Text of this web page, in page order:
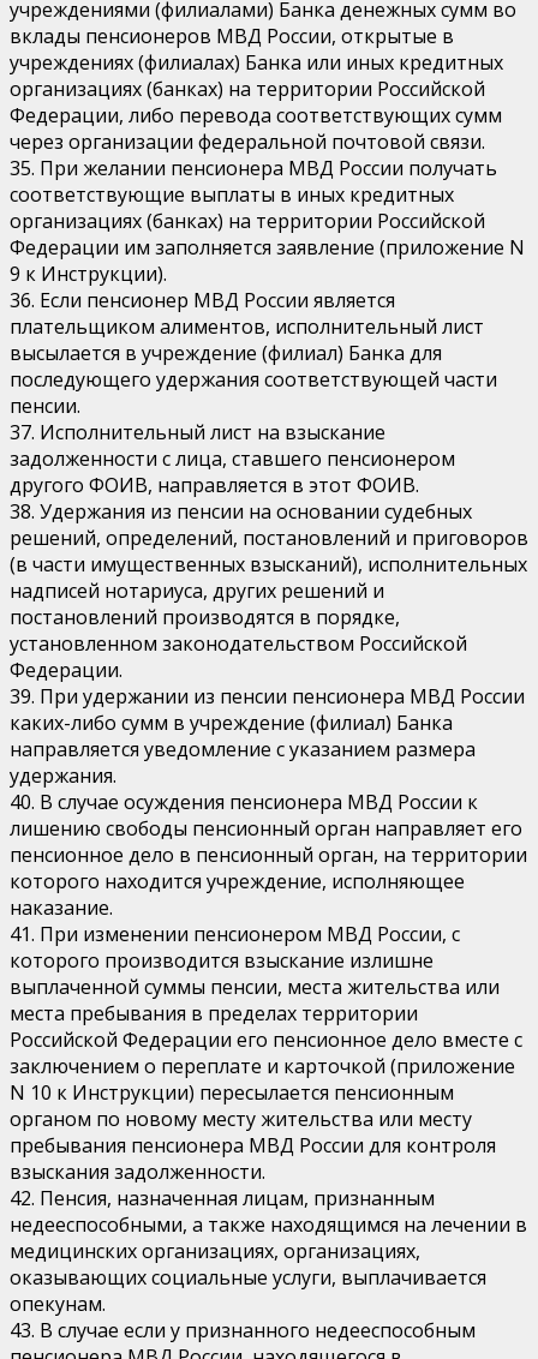
учреждениями (филиалами) Банка денежных сумм во
вклады пенсионеров МВД России, открытые в
учреждениях (филиалах) Банка или иных кредитных
организациях (банках) на территории Российской
Федерации, либо перевода соответствующих сумм
через организации федеральной почтовой связи.
35. При желании пенсионера МВД России получать
соответствующие выплаты в иных кредитных
организациях (банках) на территории Российской
Федерации им заполняется заявление (приложение N
9 к Инструкции).
36. Если пенсионер МВД России является
плательщиком алиментов, исполнительный лист
высылается в учреждение (филиал) Банка для
последующего удержания соответствующей части
пенсии.
37. Исполнительный лист на взыскание
задолженности с лица, ставшего пенсионером
другого ФОИВ, направляется в этот ФОИВ.
38. Удержания из пенсии на основании судебных
решений, определений, постановлений и приговоров
(в части имущественных взысканий), исполнительных
надписей нотариуса, других решений и
постановлений производятся в порядке,
установленном законодательством Российской
Федерации.
39. При удержании из пенсии пенсионера МВД России
каких-либо сумм в учреждение (филиал) Банка
направляется уведомление с указанием размера
удержания.
40. В случае осуждения пенсионера МВД России к
лишению свободы пенсионный орган направляет его
пенсионное дело в пенсионный орган, на территории
которого находится учреждение, исполняющее
наказание.
41. При изменении пенсионером МВД России, с
которого производится взыскание излишне
выплаченной суммы пенсии, места жительства или
места пребывания в пределах территории
Российской Федерации его пенсионное дело вместе с
заключением о переплате и карточкой (приложение
N 10 к Инструкции) пересылается пенсионным
органом по новому месту жительства или месту
пребывания пенсионера МВД России для контроля
взыскания задолженности.
42. Пенсия, назначенная лицам, признанным
недееспособными, а также находящимся на лечении в
медицинских организациях, организациях,
оказывающих социальные услуги, выплачивается
опекунам.
43. В случае если у признанного недееспособным